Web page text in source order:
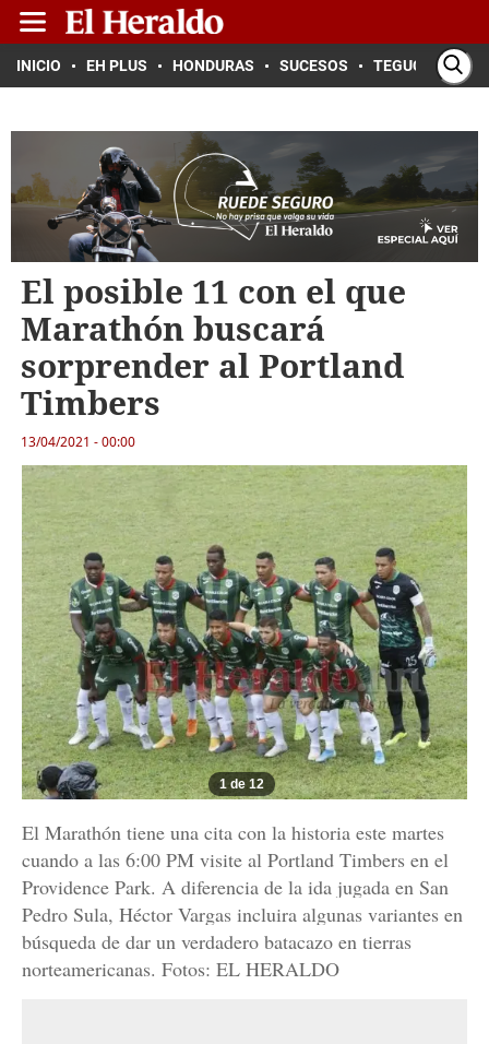
INICIO EH PLUS HONDURAS SUCESOS TEGUCIGALPA
El posible 11 con el que
Marathón buscará
sorprender al Portland
Timbers
13/04/2021 - 00:00
1 de 12
El Marathón tiene una cita con la historia este martes
cuando a las 6:00 PM visite al Portland Timbers en el
Providence Park. A diferencia de la ida jugada en San
Pedro Sula, Héctor Vargas incluira algunas variantes en
búsqueda de dar un verdadero batacazo en tierras
norteamericanas. Fotos: EL HERALDO